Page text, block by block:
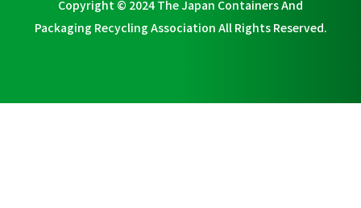
Copyright © 2024 The Japan Containers And
Packaging Recycling Association All Rights Reserved.